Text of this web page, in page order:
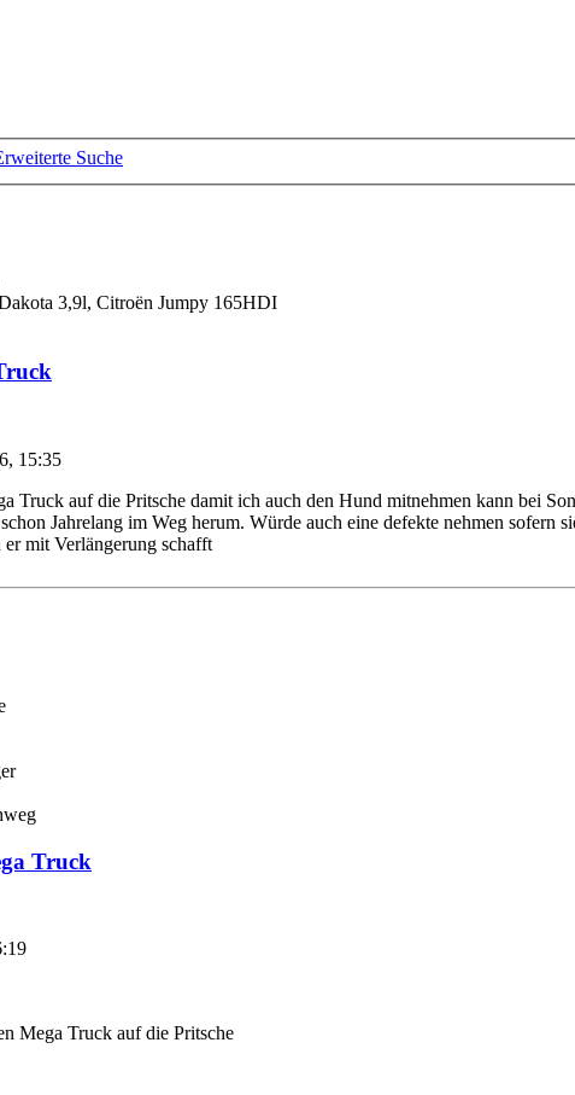
Suche
3,9l, Citroën Jumpy 165HDI
15:35
Truck auf die Pritsche damit ich auch den Hund mitnehmen kann bei
Jahrelang im Weg herum. Würde auch eine defekte nehmen sofern
mit Verlängerung schafft
Truck
Mega Truck auf die Pritsche